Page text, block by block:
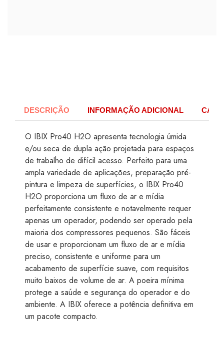
DESCRIÇÃO INFORMAÇÃO ADICIONAL
O IBIX Pro40 H2O apresenta tecnologia úmida
e/ou seca de dupla ação projetada para espaços
de trabalho de difícil acesso. Perfeito para uma
ampla variedade de aplicações, preparação pré-
pintura e limpeza de superfícies, o IBIX Pro40
H2O proporciona um fluxo de ar e mídia
perfeitamente consistente e notavelmente requer
apenas um operador, podendo ser operado pela
maioria dos compressores pequenos. São fáceis
de usar e proporcionam um fluxo de ar e mídia
preciso, consistente e uniforme para um
acabamento de superfície suave, com requisitos
muito baixos de volume de ar. A poeira mínima
protege a saúde e segurança do operador e do
ambiente. A IBIX oferece a potência definitiva em
um pacote compacto.